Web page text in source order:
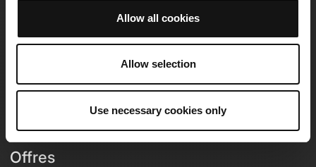
Allow all cookies
Allow selection
Use necessary cookies only
OpenRunner
À propos
Le Mag'
Offres